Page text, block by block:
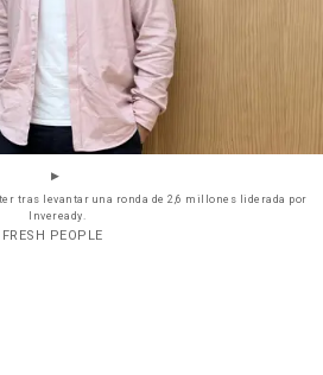
tras levantar una ronda de 2,6 millones liderada por
Inveready.
PEOPLE